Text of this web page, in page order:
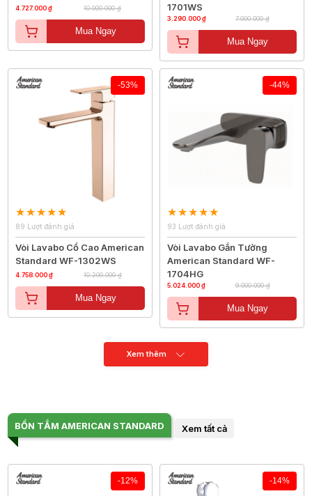
4.727.000 ₫ 10.000.000 ₫
Mua Ngay
1701WS
3.290.000 ₫ 7.000.000 ₫
Mua Ngay
-53%
89 Lượt đánh giá
Vòi Lavabo Cổ Cao American
Standard WF-1302WS
4.758.000 ₫ 10.200.000 ₫
Mua Ngay
-44%
93 Lượt đánh giá
Vòi Lavabo Gắn Tường
American Standard WF-
1704HG
5.024.000 ₫ 9.000.000 ₫
Mua Ngay
Xem thêm
BỒN TẮM AMERICAN STANDARD Xem tất cả
-12% -14%